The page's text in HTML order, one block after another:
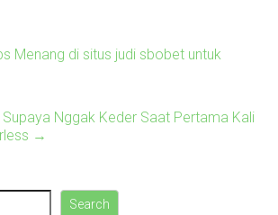
Menang di situs judi sbobet untuk
Nggak Keder Saat Pertama Kali
→
Search